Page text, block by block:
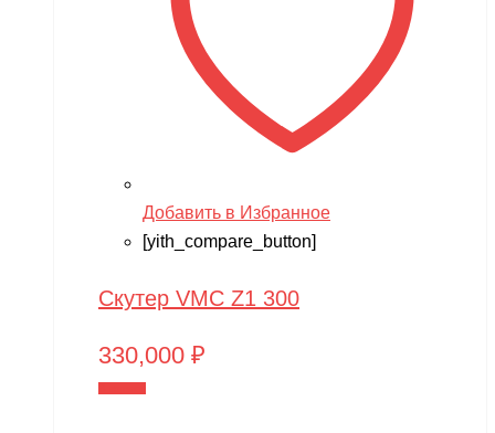
Добавить в Избранное
[yith_compare_button]
Скутер VMC Z1 300
330,000 ₽